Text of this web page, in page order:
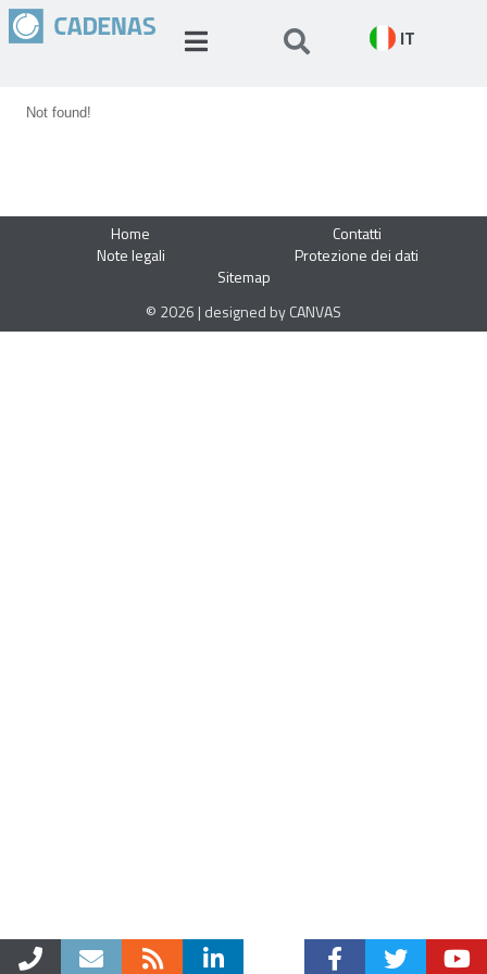
IT
Not found!
Home
Contatti
Note legali
Protezione dei dati
Sitemap
© 2026 | designed by CANVAS